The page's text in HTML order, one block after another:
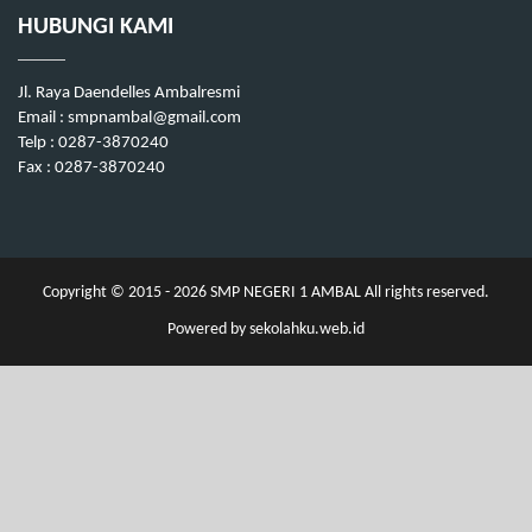
HUBUNGI KAMI
Jl. Raya Daendelles Ambalresmi
Email : smpnambal@gmail.com
Telp : 0287-3870240
Fax : 0287-3870240
Copyright © 2015 - 2026 SMP NEGERI 1 AMBAL All rights reserved.
Powered by sekolahku.web.id